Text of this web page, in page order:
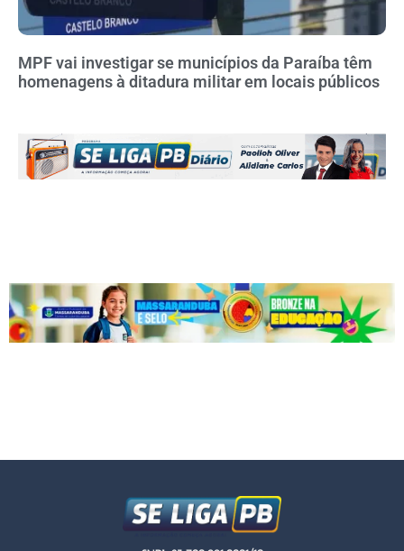
MPF vai investigar se municípios da Paraíba têm
homenagens à ditadura militar em locais públicos